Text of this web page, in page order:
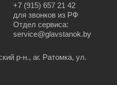
+7 (915) 657 21 42
для звонков из РФ
Отдел сервиса:
service@glavstanok.by
р-н., аг. Ратомка, ул.